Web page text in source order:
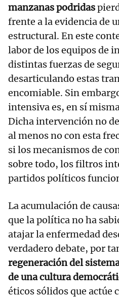
manzanas podridas
frente a la evidencia de
estructural. En este
labor de los equipos de
distintas fuerzas de
desarticulando estas
encomiable. Sin
intensiva es, en sí
Dicha intervención no
al menos no con esta
si los mecanismos de
sobre todo, los filtros
partidos políticos
La acumulación de
que la política no ha
atajar la enfermedad
verdadero debate, por
regeneración del
de una cultura
éticos sólidos que actúe